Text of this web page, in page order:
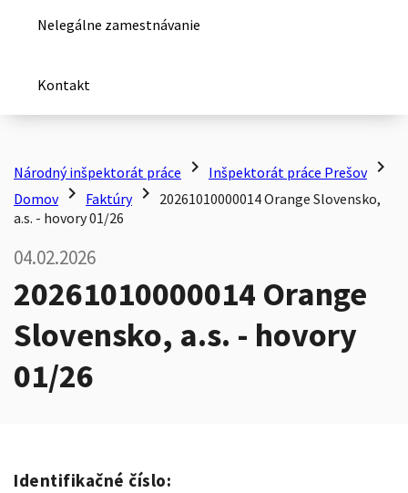
Nelegálne zamestnávanie
Kontakt
Národný inšpektorát práce chevron_right Inšpektorát práce Prešov chevron_right
Domov chevron_right Faktúry chevron_right 20261010000014 Orange Slovensko,
a.s. - hovory 01/26
04.02.2026
20261010000014 Orange
Slovensko, a.s. - hovory
01/26
Identifikačné číslo: